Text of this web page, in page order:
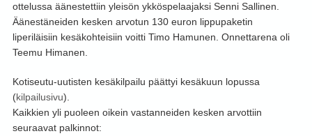
ottelussa äänestettiin yleisön ykköspelaajaksi Senni Sallinen.
Äänestäneiden kesken arvotun 130 euron lippupaketin
liperiläisiin kesäkohteisiin voitti Timo Hamunen. Onnettarena oli
Teemu Himanen.
Kotiseutu-uutisten kesäkilpailu päättyi kesäkuun lopussa
(kilpailusivu).
Kaikkien yli puoleen oikein vastanneiden kesken arvottiin
seuraavat palkinnot: